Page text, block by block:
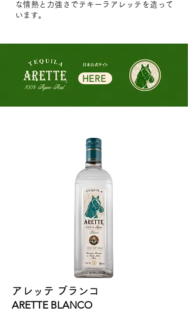
な情熱と力強さでテキーラアレッテを造って
います。
HERE
アレッテ ブランコ
ARETTE BLANCO